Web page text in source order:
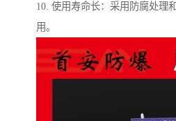
10. 使用寿命长：采用防腐处理
用。